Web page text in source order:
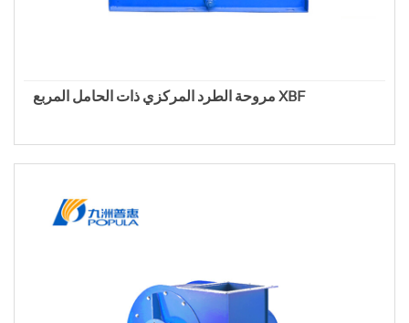
مروحة الطرد المركزي ذات الحامل المربع XBF